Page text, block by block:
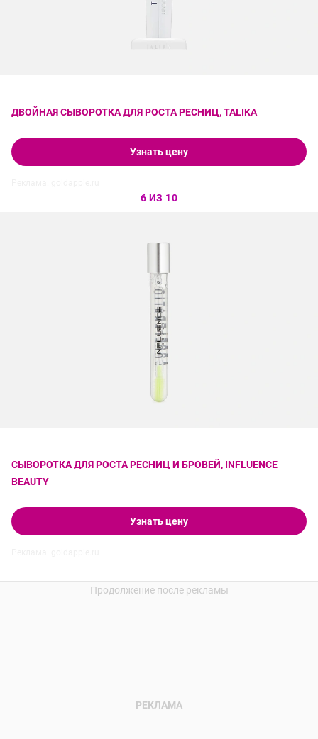
ДВОЙНАЯ СЫВОРОТКА ДЛЯ РОСТА РЕСНИЦ, TALIKA
Узнать цену
6 ИЗ 10
СЫВОРОТКА ДЛЯ РОСТА РЕСНИЦ И БРОВЕЙ, INFLUENCE
BEAUTY
Узнать цену